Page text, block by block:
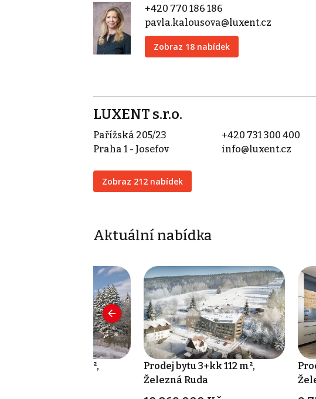
+420 770 186 186
pavla.kalousova@luxent.cz
Zobraz 18 nabídek
LUXENT s.r.o.
Pařížská 205/23
Praha 1 - Josefov
Zobraz 212 nabídek
+420 731 300 400
info@luxent.cz
Aktuální nabídka
bytu 3+kk 89 m²,
Prodej bytu 3+kk 112 m²,
Železná Ruda